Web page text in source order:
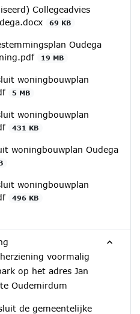
Collegeadvies
69 KB
Oudega
19 MB
woningbouwplan
5 MB
woningbouwplan
431 KB
woningbouwplan Oudega
woningbouwplan
496 KB
voormalig
op het adres Jan
Oudemirdum
de gemeentelijke